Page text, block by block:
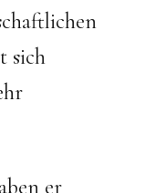
sich
er